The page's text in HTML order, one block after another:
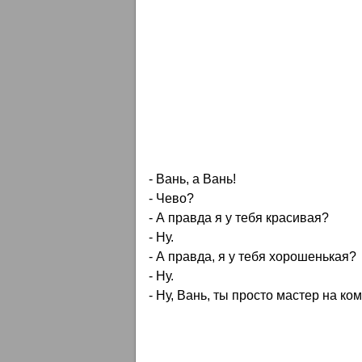
- Вань, а Вань!
- Чево?
- А правда я у тебя красивая?
- Hу.
- А правда, я у тебя хорошенькая?
- Hу.
- Hу, Вань, ты просто мастер на